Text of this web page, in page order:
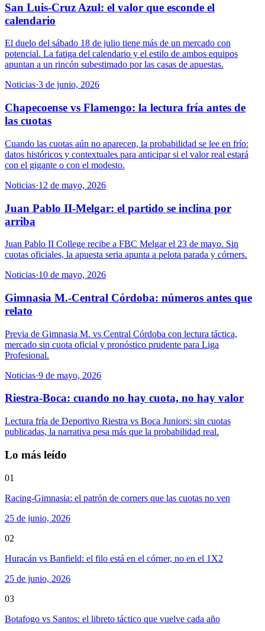
San Luis-Cruz Azul: el valor que esconde el
calendario
El duelo del sábado 18 de julio tiene más de un mercado con
potencial. La fatiga del calendario y el estilo de ambos equipos
apuntan a un rincón subestimado por las casas de apuestas.
Noticias·3 de junio, 2026
Chapecoense vs Flamengo: la lectura fría antes de
las cuotas
Cuando las cuotas aún no aparecen, la probabilidad se lee en frío:
datos históricos y contextuales para anticipar si el valor real estará
con el gigante o con el modesto.
Noticias·12 de mayo, 2026
Juan Pablo II-Melgar: el partido se inclina por
arriba
Juan Pablo II College recibe a FBC Melgar el 23 de mayo. Sin
cuotas oficiales, la apuesta seria apunta a pelota parada y córners.
Noticias·10 de mayo, 2026
Gimnasia M.-Central Córdoba: números antes que
relato
Previa de Gimnasia M. vs Central Córdoba con lectura táctica,
mercado sin cuota oficial y pronóstico prudente para Liga
Profesional.
Noticias·9 de mayo, 2026
Riestra-Boca: cuando no hay cuota, no hay valor
Lectura fría de Deportivo Riestra vs Boca Juniors: sin cuotas
publicadas, la narrativa pesa más que la probabilidad real.
Lo más leído
01
Racing-Gimnasia: el patrón de corners que las cuotas no ven
25 de junio, 2026
02
Huracán vs Banfield: el filo está en el córner, no en el 1X2
25 de junio, 2026
03
Botafogo vs Santos: el libreto táctico que vuelve cada año